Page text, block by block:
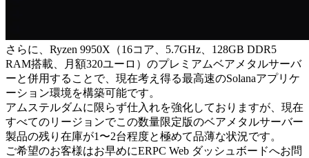
さらに、Ryzen 9950X（16コア、5.7GHz、128GB DDR5
RAM搭載、月額320ユーロ）のプレミアムベアメタルサーバ
ーと併用することで、現在考え得る最高速のSolanaアプリケ
ーション環境を構築可能です。
アムステルダムに限らず仕入れを強化しておりますが、現在
すべてのリージョンでこの数量限定版のベアメタルサーバー
製品の残り在庫が1〜2台程度と極めて品薄な状況です。
ご希望のお客様はお早めにERPC Web ダッシュボードへお問